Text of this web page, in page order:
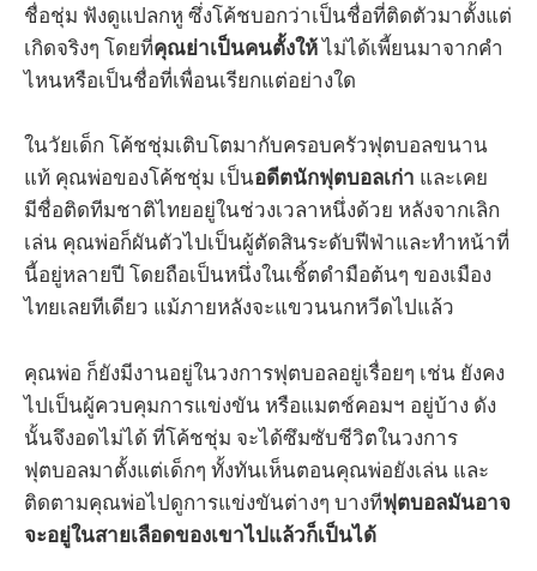
ชื่อชุ่ม ฟังดูแปลกหู ซึ่งโค้ชบอกว่าเป็นชื่อที่ติดตัวมาตั้งแต่
เกิดจริงๆ โดยที่คุณย่าเป็นคนตั้งให้ไม่ได้เพี้ยนมาจากคำ
ไหนหรือเป็นชื่อที่เพื่อนเรียกแต่อย่างใด
ในวัยเด็ก โค้ชชุ่มเติบโตมากับครอบครัวฟุตบอลขนาน
แท้ คุณพ่อของโค้ชชุ่ม เป็นอดีตนักฟุตบอลเก่า และเคย
มีชื่อติดทีมชาติไทยอยู่ในช่วงเวลาหนึ่งด้วย หลังจากเลิก
เล่น คุณพ่อก็ผันตัวไปเป็นผู้ตัดสินระดับฟีฟ่าและทำหน้าที่
นี้อยู่หลายปี โดยถือเป็นหนึ่งในเชิ้ตดำมือต้นๆ ของเมือง
ไทยเลยทีเดียว แม้ภายหลังจะแขวนนกหวีดไปแล้ว
คุณพ่อ ก็ยังมีงานอยู่ในวงการฟุตบอลอยู่เรื่อยๆ เช่น ยังคง
ไปเป็นผู้ควบคุมการแข่งขัน หรือแมตช์คอมฯ อยู่บ้าง ดัง
นั้นจึงอดไม่ได้ ที่โค้ชชุ่ม จะได้ซึมซับชีวิตในวงการ
ฟุตบอลมาตั้งแต่เด็กๆ ทั้งทันเห็นตอนคุณพ่อยังเล่น และ
ติดตามคุณพ่อไปดูการแข่งขันต่างๆ บางทีฟุตบอลมันอาจ
จะอยู่ในสายเลือดของเขาไปแล้วก็เป็นได้